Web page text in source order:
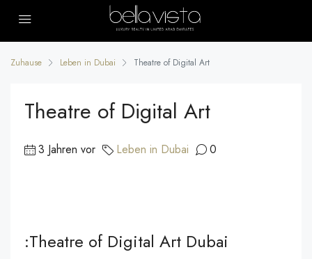
Zuhause Leben in Dubai Theatre of Digital Art
Theatre of Digital Art
3 Jahren vor Leben in Dubai 0
:Theatre of Digital Art Dubai